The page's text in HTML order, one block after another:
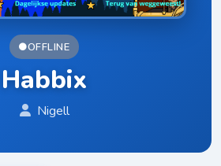
OFFLINE
Habbix
Nigell